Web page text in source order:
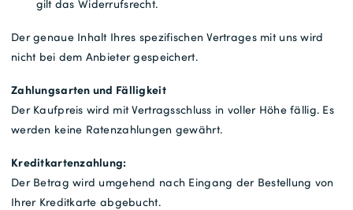
gilt das Widerrufsrecht.
Der genaue Inhalt Ihres spezifischen Vertrages mit uns wird
nicht bei dem Anbieter gespeichert.
Zahlungsarten und Fälligkeit
Der Kaufpreis wird mit Vertragsschluss in voller Höhe fällig. Es
werden keine Ratenzahlungen gewährt.
Kreditkartenzahlung:
Der Betrag wird umgehend nach Eingang der Bestellung von
Ihrer Kreditkarte abgebucht.